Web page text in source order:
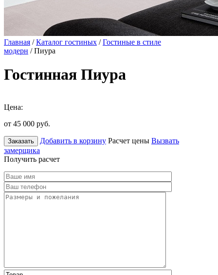
Главная /Каталог гостиных /Гостиные в стиле
модерн / Пиура
Гостинная Пиура
Цена:
от 45 000 руб.
Заказать Добавить в корзину Расчет цены Вызвать
замерщика
Получить расчет